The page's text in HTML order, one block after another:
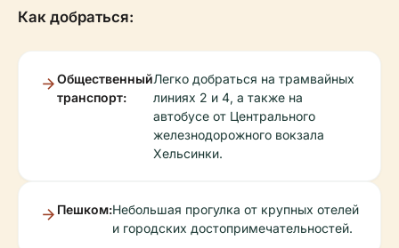
Как добраться:
Общественный
транспорт:
Легко добраться на трамвайных
линиях 2 и 4, а также на
автобусе от Центрального
железнодорожного вокзала
Хельсинки.
Пешком:Небольшая прогулка от крупных отелей
и городских достопримечательностей.